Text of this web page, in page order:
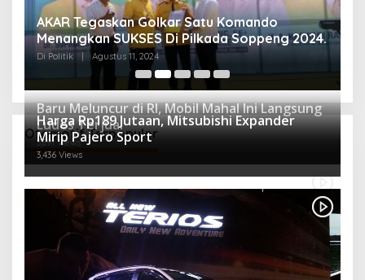
AKAR Tegaskan Golkar Satu Komando
Menangkan SUKSES Di Pilkada Soppeng 2024.
Di Politik Agustus 11, 2024
Otomotif Terpopuler
Baru Meluncur di RI, Mobil Mahal Ini Langsung
Ludes Terjual
3,891 Views
Harga Rp189 Jutaan, Mitsubishi Expander
Mirip Pajero Sport
3,436 Views